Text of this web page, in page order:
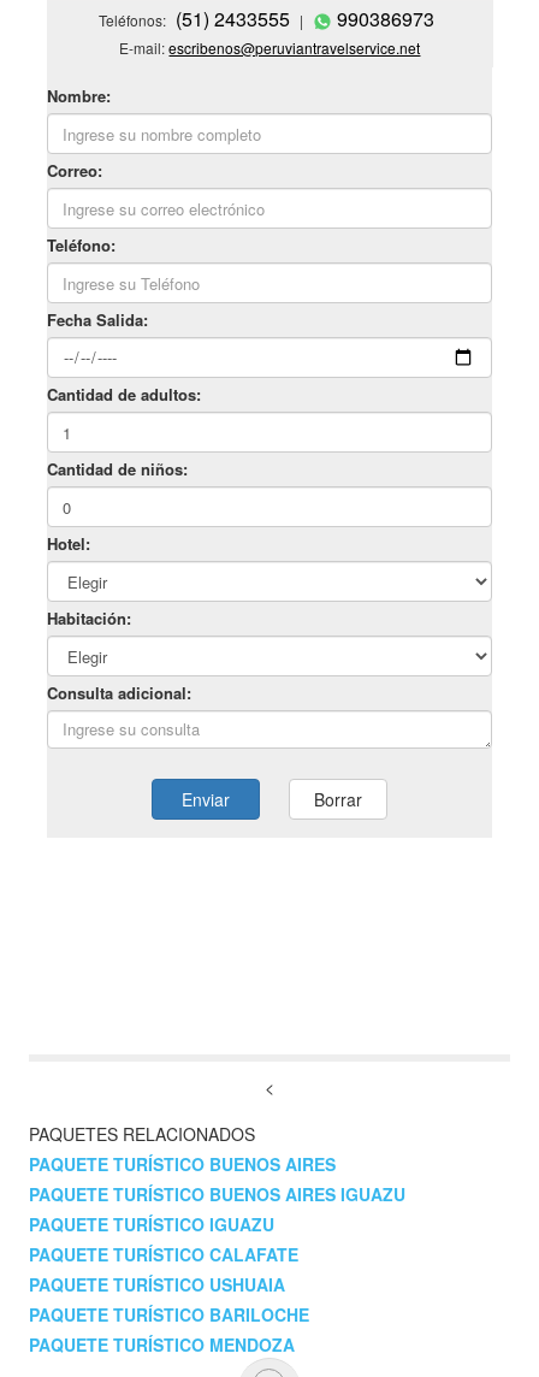
Teléfonos: (51) 2433555 | 990386973
E-mail:escribenos@peruviantravelservice.net
<
PAQUETES RELACIONADOS
PAQUETE TURÍSTICO BUENOS AIRES
PAQUETE TURÍSTICO BUENOS AIRES IGUAZU
PAQUETE TURÍSTICO IGUAZU
PAQUETE TURÍSTICO CALAFATE
PAQUETE TURÍSTICO USHUAIA
PAQUETE TURÍSTICO BARILOCHE
PAQUETE TURÍSTICO MENDOZA